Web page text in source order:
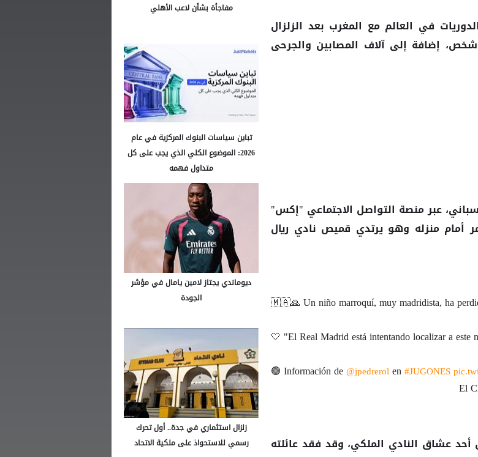
في العالم مع المغرب بعد الزلزال
تسبب في وفاة أكثر من 6 آلاف شخص، إضافة إلى آلاف المصابين والجرحى
عبر منصة التواصل الاجتماعي "إكس"
أمام منزله وهو يرتدي قميص نادي ريال
🇲🇦🙏 Un niño marroquí, muy madridista, ha
🤍 "El Real Madrid está intentando localizar a este
🟢 Información de@jpedrerolen#JUGONES
أحد عشاق النادي الملكي، وقد فقد عائلته
مفاجأة بشأن لاعب الأهلي
تباين سياسات البنوك المركزية في عام
2026: الموضوع الكلي الذي يجب على كل
متداول فهمه
ديوماندي يجتاز لامين يامال في مؤشر
الجودة
زلزال استثماري في جدة.. أول تحرك
رسمي للاستحواذ على ملكية الاتحاد